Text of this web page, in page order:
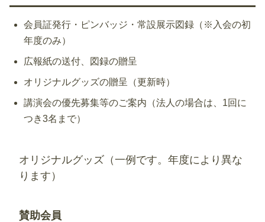
会員証発行・ピンバッジ・常設展示図録（※入会の初
年度のみ）
広報紙の送付、図録の贈呈
オリジナルグッズの贈呈（更新時）
講演会の優先募集等のご案内（法人の場合は、1回に
つき3名まで）
オリジナルグッズ（一例です。年度により異な
ります）
賛助会員